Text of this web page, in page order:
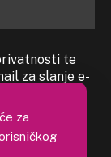
te
za slanje e-
za